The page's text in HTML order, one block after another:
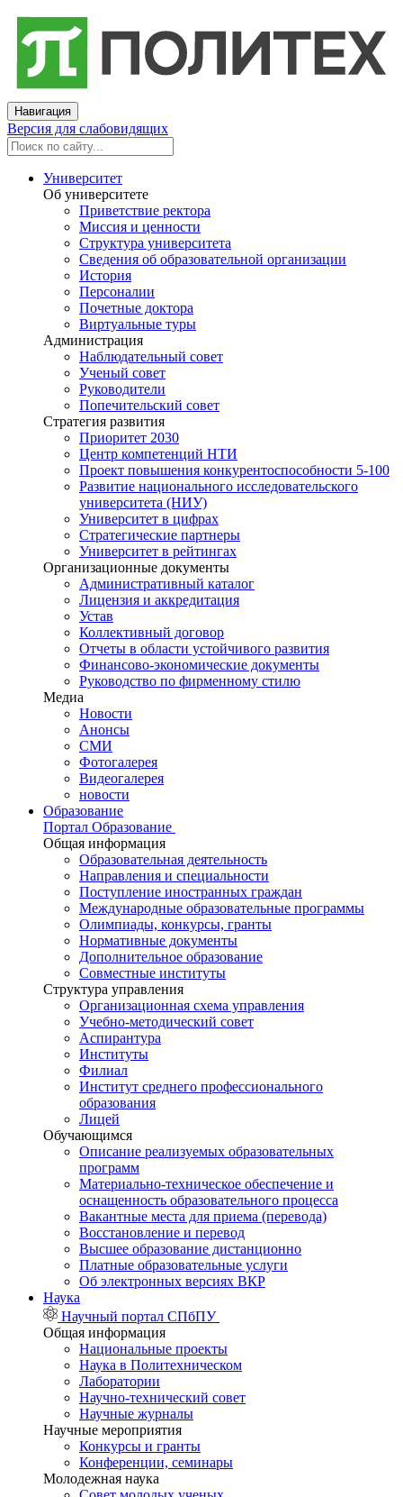
Навигация
Версия для слабовидящих
Университет
Об университете
Приветствие ректора
Миссия и ценности
Структура университета
Сведения об образовательной организации
История
Персоналии
Почетные доктора
Виртуальные туры
Администрация
Наблюдательный совет
Ученый совет
Руководители
Попечительский совет
Стратегия развития
Приоритет 2030
Центр компетенций НТИ
Проект повышения конкурентоспособности 5-100
Развитие национального исследовательского
университета (НИУ)
Университет в цифрах
Стратегические партнеры
Университет в рейтингах
Организационные документы
Административный каталог
Лицензия и аккредитация
Устав
Коллективный договор
Отчеты в области устойчивого развития
Финансово-экономические документы
Руководство по фирменному стилю
Медиа
Новости
Анонсы
СМИ
Фотогалерея
Видеогалерея
новости
Образование
Портал Образование
Общая информация
Образовательная деятельность
Направления и специальности
Поступление иностранных граждан
Международные образовательные программы
Олимпиады, конкурсы, гранты
Нормативные документы
Дополнительное образование
Совместные институты
Структура управления
Организационная схема управления
Учебно-методический совет
Аспирантура
Институты
Филиал
Институт среднего профессионального
образования
Лицей
Обучающимся
Описание реализуемых образовательных
программ
Материально-техническое обеспечение и
оснащенность образовательного процесса
Вакантные места для приема (перевода)
Восстановление и перевод
Высшее образование дистанционно
Платные образовательные услуги
Об электронных версиях ВКР
Наука
Научный портал СПбПУ
Общая информация
Национальные проекты
Наука в Политехническом
Лаборатории
Научно-технический совет
Научные журналы
Научные мероприятия
Конкурсы и гранты
Конференции, семинары
Молодежная наука